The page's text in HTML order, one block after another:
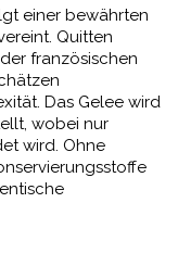
einer bewährten
Quitten
französischen
Das Gelee wird
wobei nur
wird. Ohne